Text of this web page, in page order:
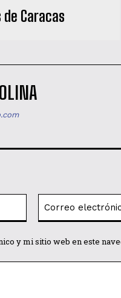
Caracas
y mi sitio web en este